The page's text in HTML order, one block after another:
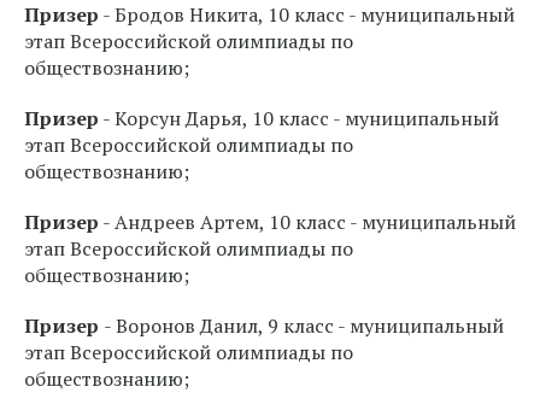
Призер - Бродов Никита, 10 класс - муниципальный
этап Всероссийской олимпиады по
обществознанию;
Призер - Корсун Дарья, 10 класс - муниципальный
этап Всероссийской олимпиады по
обществознанию;
Призер - Андреев Артем, 10 класс - муниципальный
этап Всероссийской олимпиады по
обществознанию;
Призер - Воронов Данил, 9 класс - муниципальный
этап Всероссийской олимпиады по
обществознанию;